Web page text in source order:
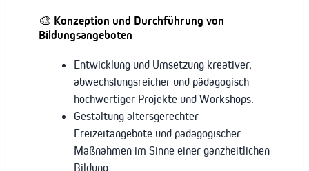
🎨 Konzeption und Durchführung von
Bildungsangeboten
Entwicklung und Umsetzung kreativer,
abwechslungsreicher und pädagogisch
hochwertiger Projekte und Workshops.
Gestaltung altersgerechter
Freizeitangebote und pädagogischer
Maßnahmen im Sinne einer ganzheitlichen
Bildung.